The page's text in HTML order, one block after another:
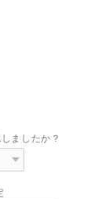
ましたか？